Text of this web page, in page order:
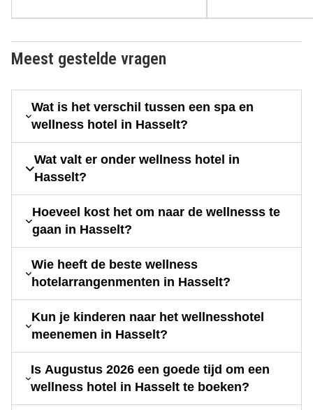
Meest gestelde vragen
Wat is het verschil tussen een spa en
wellness hotel in Hasselt?
Wat valt er onder wellness hotel in
Hasselt?
Hoeveel kost het om naar de wellnesss te
gaan in Hasselt?
Wie heeft de beste wellness
hotelarrangenmenten in Hasselt?
Kun je kinderen naar het wellnesshotel
meenemen in Hasselt?
Is Augustus 2026 een goede tijd om een
wellness hotel in Hasselt te boeken?